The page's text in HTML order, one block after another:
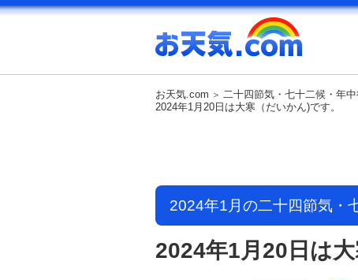
お天気.com 二十四節気・七十二候・年
2024年1月20日は大寒（だいかん)です。
2024年1月の二十四節気・
2024年1月20日は